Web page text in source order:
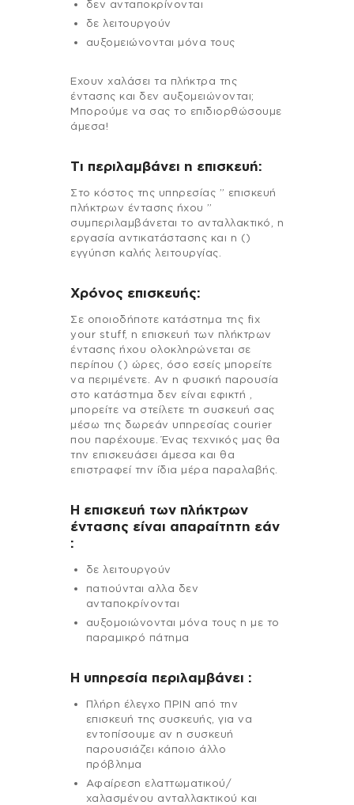
δεν ανταποκρίνονται
δε λειτουργούν
αυξομειώνονται μόνα τους
Εχουν χαλάσει τα πλήκτρα της
έντασης και δεν αυξομειώνονται;
Μπορούμε να σας το επιδιορθώσουμε
άμεσα!
Τι περιλαμβάνει η επισκευή:
Στo κόστος της υπηρεσίας ” επισκευή
πλήκτρων έντασης ήχου ”
συμπεριλαμβάνεται το ανταλλακτικό, η
εργασία αντικατάστασης και η ()
εγγύηση καλής λειτουργίας.
Χρόνος επισκευής:
Σε οποιοδήποτε κατάστημα της fix
your stuff, η επισκευή των πλήκτρων
έντασης ήχου ολοκληρώνεται σε
περίπου () ώρες, όσο εσείς μπορείτε
να περιμένετε. Αν η φυσική παρουσία
στο κατάστημα δεν είναι εφικτή ,
μπορείτε να στείλετε τη συσκευή σας
μέσω της δωρεάν υπηρεσίας courier
που παρέχουμε. Ένας τεχνικός μας θα
την επισκευάσει άμεσα και θα
επιστραφεί την ίδια μέρα παραλαβής.
Η επισκευή των πλήκτρων
έντασης είναι απαραίτητη εάν
:
δε λειτουργούν
πατιούνται αλλα δεν
ανταποκρίνονται
αυξομοιώνονται μόνα τους η με το
παραμικρό πάτημα
H υπηρεσία περιλαμβάνει :
Πλήρη έλεγχο ΠΡΙΝ από την
επισκευή της συσκευής, για να
εντοπίσουμε αν η συσκευή
παρουσιάζει κάποιο άλλο
πρόβλημα
Αφαίρεση ελαττωματικού/
χαλασμένου ανταλλακτικού και